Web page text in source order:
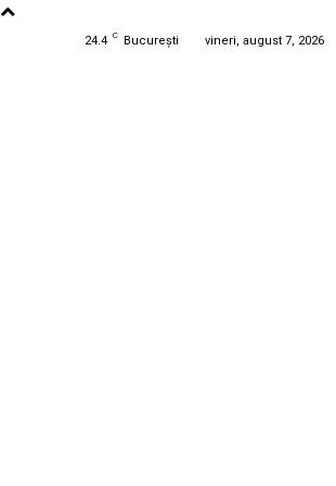
24.4 C București vineri, august 7, 2026